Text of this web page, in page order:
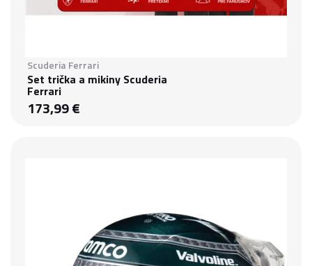
Scuderia Ferrari
Set trička a mikiny Scuderia
Ferrari
173,99 €